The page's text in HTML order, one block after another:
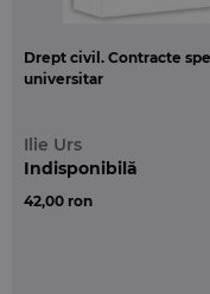
sunt insotite de
Drept civil. Contracte
universitar
Ilie Urs
42,00 ron
Indisponibilă